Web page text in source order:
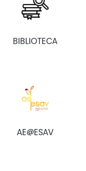
BIBLIOTECA
AE@ESAV